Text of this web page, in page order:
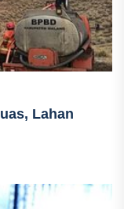
Lahan